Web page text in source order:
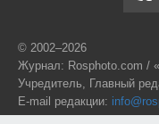
© 2002–2026
Журнал: Rosphoto.com /
Учредитель, Главный
E-mail редакции: